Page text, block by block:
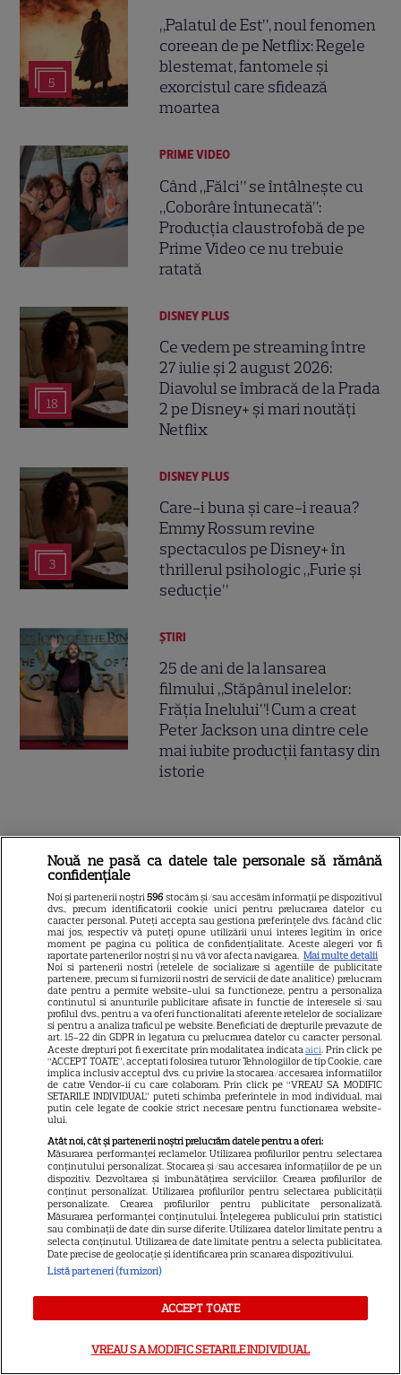
5
„Palatul de Est”, noul fenomen
coreean de pe Netflix: Regele
blestemat, fantomele și
exorcistul care sfidează
moartea
PRIME VIDEO
Când „Fălci” se întâlnește cu
„Coborâre întunecată”:
Producția claustrofobă de pe
Prime Video ce nu trebuie
ratată
18
DISNEY PLUS
Ce vedem pe streaming între
27 iulie și 2 august 2026:
Diavolul se îmbracă de la Prada
2 pe Disney+ și mari noutăți
Netflix
3
DISNEY PLUS
Care-i buna și care-i reaua?
Emmy Rossum revine
spectaculos pe Disney+ în
thrillerul psihologic „Furie și
seducție”
ȘTIRI
25 de ani de la lansarea
filmului „Stăpânul inelelor:
Frăția Inelului”! Cum a creat
Peter Jackson una dintre cele
mai iubite producții fantasy din
istorie
ŞTIRI
18
VEDETE STRĂINE
Imagini memorabile de la
nunta Prințesei Diana cu
Prințul Charles. Detalii
fascinante de la ceremonia
regală din 1981
15
VEDETE STRĂINE
De la o viață modestă la sute
de milioane de dolari. Cum a
ajuns Sylvester Stallone unul
dintre cei mai bogați actori de
la Hollywood
VEDETE ROMÂNEŞTI
Iulia Vântur, aniversare cu
peripeții la 46 de ani: „Camera
roșii și cioburi de sticlă”
Nouă ne pasă ca datele tale personale să rămână
confidențiale
Noi și partenerii noștri596 stocăm și/sau accesăm informații pe dispozitivul
dvs., precum identificatorii cookie unici pentru prelucrarea datelor cu
caracter personal. Puteți accepta sau gestiona preferințele dvs. făcând clic
mai jos, respectiv vă puteți opune utilizării unui interes legitim în orice
moment pe pagina cu politica de confidențialitate. Aceste alegeri vor fi
raportate partenerilor noștri și nu vă vor afecta navigarea. Mai multe detalii
Noi si partenerii nostri (retelele de socializare si agentiile de publicitate
partenere, precum si furnizorii nostri de servicii de date analitice) prelucram
date pentru a permite website-ului sa functioneze, pentru a personaliza
continutul si anunturile publicitare afisate in functie de interesele si/sau
profilul dvs., pentru a va oferi functionalitati aferente retelelor de socializare
si pentru a analiza traficul pe website. Beneficiati de drepturile prevazute de
art. 15-22 din GDPR in legatura cu prelucrarea datelor cu caracter personal.
Aceste drepturi pot fi exercitate prin modalitatea indicataaici. Prin click pe
“ACCEPT TOATE”, acceptati folosirea tuturor Tehnologiilor de tip Cookie, care
implica inclusiv acceptul dvs. cu privire la stocarea/accesarea informatiilor
de catre Vendor-ii cu care colaboram. Prin click pe “VREAU SA MODIFIC
SETARILE INDIVIDUAL” puteti schimba preferintele in mod individual, mai
putin cele legate de cookie strict necesare pentru functionarea website-
ului.
Atât noi, cât și partenerii noștri prelucrăm datele pentru a oferi:
Măsurarea performanței reclamelor. Utilizarea profilurilor pentru selectarea
conținutului personalizat. Stocarea și/sau accesarea informațiilor de pe un
dispozitiv. Dezvoltarea și îmbunătățirea serviciilor. Crearea profilurilor de
conținut personalizat. Utilizarea profilurilor pentru selectarea publicității
personalizate. Crearea profilurilor pentru publicitate personalizată.
Măsurarea performanței conținutului. Înțelegerea publicului prin statistici
sau combinații de date din surse diferite. Utilizarea datelor limitate pentru a
selecta conținutul. Utilizarea de date limitate pentru a selecta publicitatea.
Date precise de geolocație și identificarea prin scanarea dispozitivului.
Listă parteneri (furnizori)
ACCEPT TOATE
VREAU SA MODIFIC SETARILE INDIVIDUAL